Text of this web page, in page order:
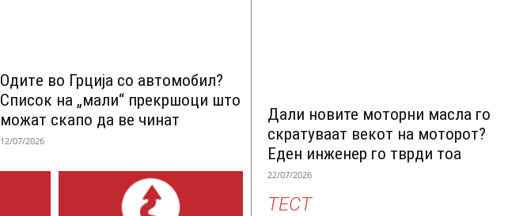
Одитe во Грција со автомобил?
Список на „мали“ прекршоци што
можат скапо да ве чинат
12/07/2026
Дали новите моторни масла го
скратуваат векот на моторот?
Еден инженер го тврди тоа
22/07/2026
ТЕСТ